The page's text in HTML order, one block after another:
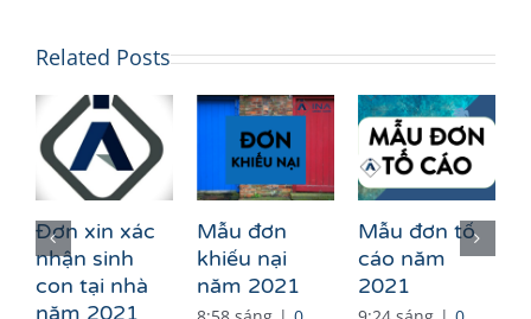
Related Posts
Đơn xin xác
nhận sinh
con tại nhà
năm 2021
Mẫu đơn
khiếu nại
năm 2021
Mẫu đơn tố
cáo năm
2021